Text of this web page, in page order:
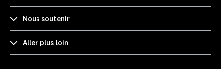
Nous soutenir
Aller plus loin